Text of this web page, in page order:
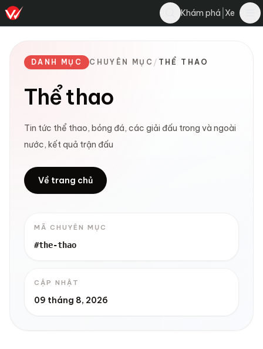
Khám phá Xe
DANH MỤC CHUYÊN MỤC / THỂ THAO
Thể thao
Tin tức thể thao, bóng đá, các giải đấu trong và ngoài
nước, kết quả trận đấu
Về trang chủ
MÃ CHUYÊN MỤC
#the-thao
CẬP NHẬT
09 tháng 8, 2026